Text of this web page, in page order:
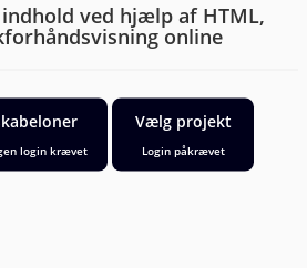
ved hjælp af HTML,
online
login krævet
Vælg projekt
Login påkrævet